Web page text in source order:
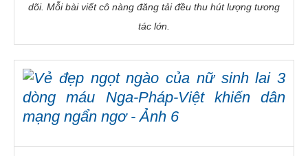
dõi. Mỗi bài viết cô nàng đăng tải đều thu hút lượng tương
tác lớn.